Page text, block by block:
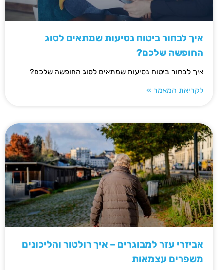
איך לבחור ביטוח נסיעות שמתאים לסוג
החופשה שלכם?
איך לבחור ביטוח נסיעות שמתאים לסוג החופשה שלכם?
לקריאת המאמר »
אביזרי עזר למבוגרים – איך רולטור והליכונים
משפרים עצמאות